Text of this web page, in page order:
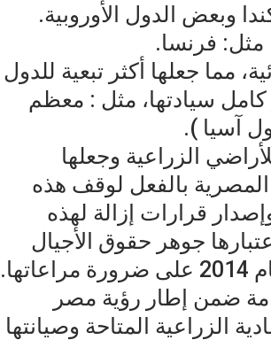
وبعض الدول الأوروبية.
مما جعلها أكثر تبعية للدول
كامل سيادتها، مثل : معظم
آسيا ).
الزراعية وجعلها
بالفعل لوقف هذه
قرارات إزالة لهذه
جوهر حقوق الأجيال
ضمن إطار رؤية مصر
الزراعية المتاحة وصيانتها